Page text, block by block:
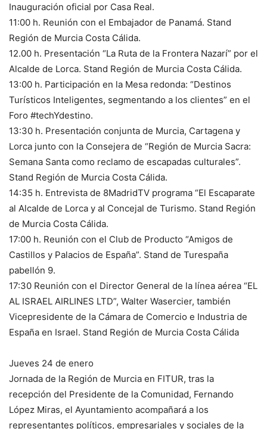
Inauguración oficial por Casa Real.
11:00 h. Reunión con el Embajador de Panamá. Stand
Región de Murcia Costa Cálida.
12.00 h. Presentación “La Ruta de la Frontera Nazarí” por el
Alcalde de Lorca. Stand Región de Murcia Costa Cálida.
13:00 h. Participación en la Mesa redonda: “Destinos
Turísticos Inteligentes, segmentando a los clientes” en el
Foro #techYdestino.
13:30 h. Presentación conjunta de Murcia, Cartagena y
Lorca junto con la Consejera de “Región de Murcia Sacra:
Semana Santa como reclamo de escapadas culturales”.
Stand Región de Murcia Costa Cálida.
14:35 h. Entrevista de 8MadridTV programa “El Escaparate
al Alcalde de Lorca y al Concejal de Turismo. Stand Región
de Murcia Costa Cálida.
17:00 h. Reunión con el Club de Producto “Amigos de
Castillos y Palacios de España”. Stand de Turespaña
pabellón 9.
17:30 Reunión con el Director General de la línea aérea “EL
AL ISRAEL AIRLINES LTD”, Walter Wasercier, también
Vicepresidente de la Cámara de Comercio e Industria de
España en Israel. Stand Región de Murcia Costa Cálida
Jueves 24 de enero
Jornada de la Región de Murcia en FITUR, tras la
recepción del Presidente de la Comunidad, Fernando
López Miras, el Ayuntamiento acompañará a los
representantes políticos, empresariales y sociales de la